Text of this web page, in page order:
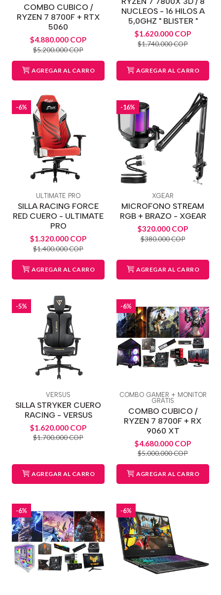
COMBO CUBICO /
RYZEN 7 8700F + RTX
5060
$4.880.000 COP
$5.200.000 COP
AGREGAR AL CARRO
NUCLEOS - 16 HILOS A
5,0GHZ " BLISTER "
$1.620.000 COP
$1.740.000 COP
AGREGAR AL CARRO
-6%
ULTIMATE PRO
SILLA RACING FORCE
RED CUERO - ULTIMATE
PRO
$1.320.000 COP
$1.400.000 COP
AGREGAR AL CARRO
-16%
XGEAR
MICROFONO STREAM
RGB + BRAZO - XGEAR
$320.000 COP
$380.000 COP
AGREGAR AL CARRO
-5%
VERSUS
SILLA STRYKER CUERO
RACING - VERSUS
$1.620.000 COP
$1.700.000 COP
AGREGAR AL CARRO
-6%
COMBO GAMER + MONITOR
GRATIS
COMBO CUBICO /
RYZEN 7 8700F + RX
9060 XT
$4.680.000 COP
$5.000.000 COP
AGREGAR AL CARRO
-6% -6%